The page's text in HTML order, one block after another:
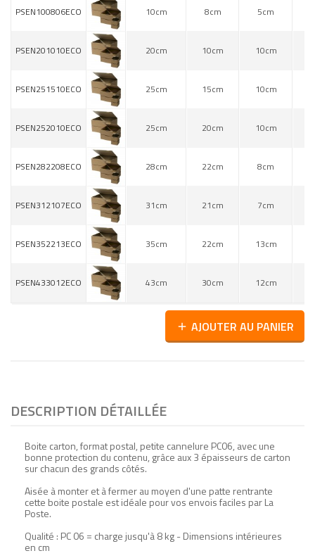
PSEN100806ECO 10cm 8cm 5cm
PSEN201010ECO 20cm 10cm 10cm
PSEN251510ECO 25cm 15cm 10cm
PSEN252010ECO 25cm 20cm 10cm
PSEN282208ECO 28cm 22cm 8cm
PSEN312107ECO 31cm 21cm 7cm
PSEN352213ECO 35cm 22cm 13cm
PSEN433012ECO 43cm 30cm 12cm
add AJOUTER AU PANIER
DESCRIPTION DÉTAILLÉE
Boite carton, format postal, petite cannelure PC06, avec une
bonne protection du contenu, grâce aux 3 épaisseurs de carton
sur chacun des grands côtés.
Aisée à monter et à fermer au moyen d'une patte rentrante
cette boite postale est idéale pour vos envois faciles par La
Poste.
Qualité : PC 06 = charge jusqu'à 8 kg - Dimensions intérieures
en cm